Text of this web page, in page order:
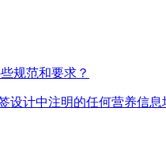
规范和要求？
设计中注明的任何营养信